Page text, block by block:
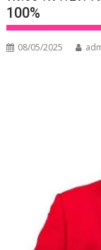
100%
08/05/2025